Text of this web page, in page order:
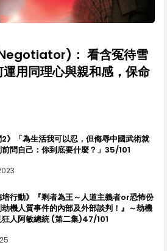
： 看含冤待雪
用同理心與親和感，保命
》「為生活我可以忍，但侮辱中國武術就
問自己：你到底要什麼？」35/101
培行動》『剩者為王～人道主義者or恐怖份
機人質事件的內部及外部談判！』～劫機
人阿敏總統 (第二集)47/101